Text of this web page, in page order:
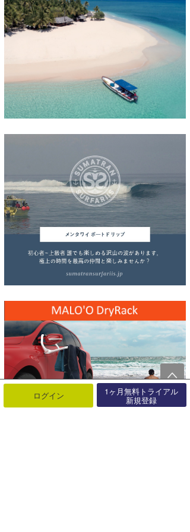
三輪予報士
小川予報士
上條将美
唐澤予報士
米山予報士
wanda
予報士 hiro.
banpaku
chappy
Romisea
ログイン 1ヶ月無料トライアル
新規登録